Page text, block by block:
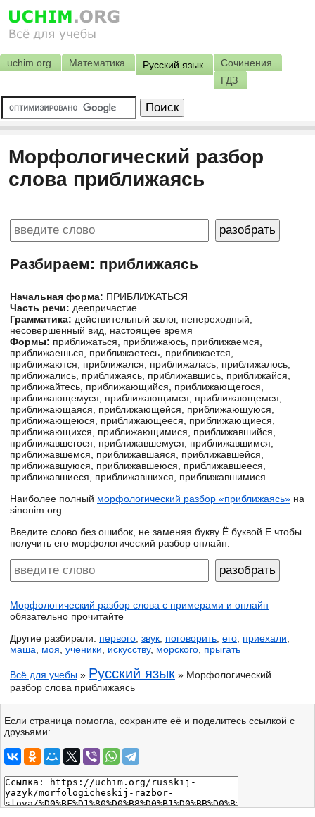
uchim.org Математика Русский язык
Сочинения
ГДЗ
Морфологический разбор
слова приближаясь
Разбираем: приближаясь
Начальная форма: ПРИБЛИЖАТЬСЯ
Часть речи: деепричастие
Грамматика: действительный залог, непереходный,
несовершенный вид, настоящее время
Формы: приближаться, приближаюсь, приближаемся,
приближаешься, приближаетесь, приближается,
приближаются, приближался, приближалась, приближалось,
приближались, приближаясь, приближавшись, приближайся,
приближайтесь, приближающийся, приближающегося,
приближающемуся, приближающимся, приближающемся,
приближающаяся, приближающейся, приближающуюся,
приближающеюся, приближающееся, приближающиеся,
приближающихся, приближающимися, приближавшийся,
приближавшегося, приближавшемуся, приближавшимся,
приближавшемся, приближавшаяся, приближавшейся,
приближавшуюся, приближавшеюся, приближавшееся,
приближавшиеся, приближавшихся, приближавшимися
Наиболее полный морфологический разбор «приближаясь» на
sinonim.org.
Введите слово без ошибок, не заменяя букву Ё буквой Е чтобы
получить его морфологический разбор онлайн:
Морфологический разбор слова с примерами и онлайн —
обязательно прочитайте
Другие разбирали: первого звук поговорить его приехали
маша
моя ученики искусству, морского прыгать
Всё для учебы » Русский язык » Морфологический
разбор слова приближаясь
Если страница помогла, сохраните её и поделитесь ссылкой с
друзьями: